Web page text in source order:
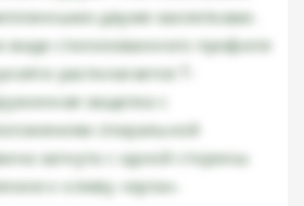
двумя заклепками.
виде стилизованного профиля
располагается Т-
защелка с
спиральной
загнута с одной стороны
к клюву «орла».